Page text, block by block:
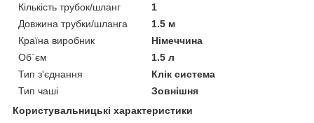
Кількість трубок/шланг
1
Довжина трубки/шланга
1.5 м
Країна виробник
Німеччина
Об`єм
1.5 л
Тип з'єднання
Клік система
Тип чаші
Зовнішня
Користувальницькі характеристики